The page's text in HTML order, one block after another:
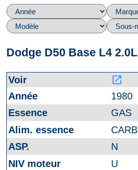
Dodge D50 Base L4 2.0L
launch
1980
GAS
CARB
N
U